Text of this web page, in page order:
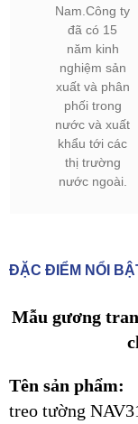
Nam.Công ty
đã có 15
năm kinh
nghiệm sản
xuất và phân
phối trong
nước và xuất
khẩu tới các
thị trường
nước ngoài.
ĐẶC ĐIỂM NỔI
Mẫu gương
Tên sản
treo tường